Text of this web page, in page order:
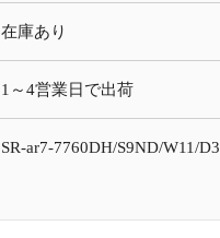
在庫あり
1～4営業日で出荷
SR-ar7-7760DH/S9ND/W11/D3